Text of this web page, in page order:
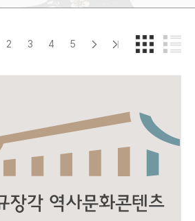
신진학자 초청 연구교류 사업
규장각-산기 연구비 지원 사업
홍재 한국학 펠로십 프로그램
2 3 4 5